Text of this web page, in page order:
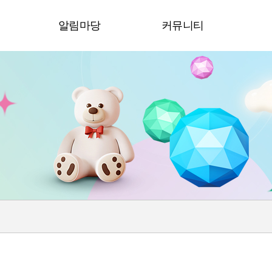
알림마당 커뮤니티